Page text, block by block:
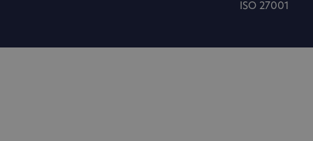
ISO 27001